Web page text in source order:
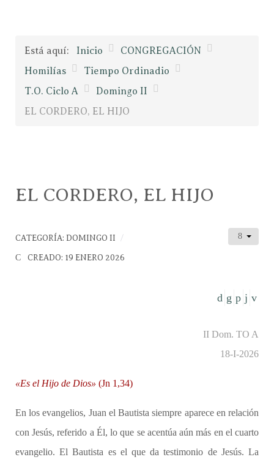
Está aquí: Inicio
CONGREGACIÓN
Homilías
Tiempo Ordinadio
T.O. Ciclo A
Domingo II
EL CORDERO, EL HIJO
EL CORDERO, EL HIJO
CATEGORÍA: DOMINGO II
CREADO: 19 ENERO 2026
II Dom. TO A
18-I-2026
«Es el Hijo de Dios» (Jn 1,34)
En los evangelios, Juan el Bautista siempre aparece en relación
con Jesús, referido a Él, lo que se acentúa aún más en el cuarto
evangelio. El Bautista es el que da testimonio de Jesús. La